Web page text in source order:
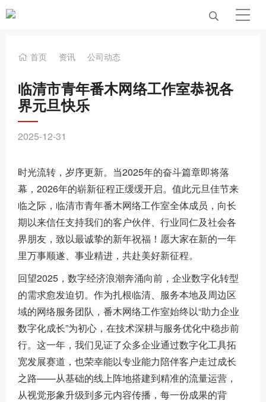
首页 资讯 公司动态
临清市青年番木网络工作室恭祝各
界元旦快乐
2025-12-31
时光流转，岁序更新。当2025年的奋斗篇章即将落
幕，2026年的崭新征程正缓缓开启。值此元旦佳节来
临之际，临清市青年番木网络工作室全体成员，向长
期以来信任支持我们的客户伙伴、行业同仁及社会各
界朋友，致以最诚挚的新年祝福！愿大家在新的一年
里万事顺遂、事业精进，共赴美好新征程。
回望2025，数字经济浪潮奔涌向前，企业数字化转型
的需求愈发迫切。作为扎根临清、服务本地及周边区
域的网络服务团队，番木网络工作室始终以“助力企业
数字化成长”为初心，在技术深耕与服务优化中稳步前
行。这一年，我们见证了众多企业通过数字化工具拓
宽发展赛道，也荣幸能以专业能力陪伴客户走过成长
之路——从基础的线上阵地搭建到精准的流量运营，
从视觉形象升级到多元内容传播，每一份成果的背